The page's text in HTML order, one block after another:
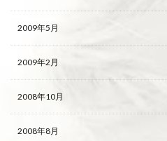
2009年5月
2009年2月
2008年10月
2008年8月